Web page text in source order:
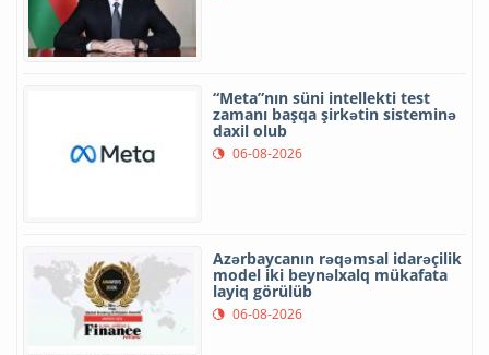
“Meta”nın süni intellekti test
zamanı başqa şirkətin sisteminə
daxil olub
06-08-2026
Azərbaycanın rəqəmsal idarəçilik
model iki beynəlxalq mükafata
layiq görülüb
06-08-2026